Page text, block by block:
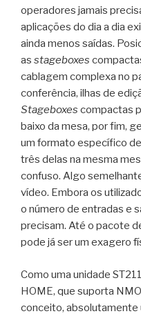
operadores jamais
aplicações do dia a dia
ainda menos saídas.
as stageboxes
cablagem complexa no
conferência, ilhas de
Stageboxes compactas
baixo da mesa, por fim,
um formato específico
três delas na mesma
confuso. Algo
vídeo. Embora os
o número de entradas e
precisam. Até o pacote
pode já ser um exagero
Como uma unidade
HOME, que suporta
conceito, absolutamente